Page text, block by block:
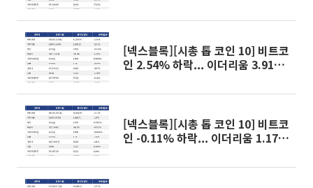
[넥스블록][시총 톱 코인 10] 비트코
인 2.54% 하락... 이더리움 3.91%
[넥스블록][시총 톱 코인 10] 비트코
인 -0.11% 하락... 이더리움 1.17%